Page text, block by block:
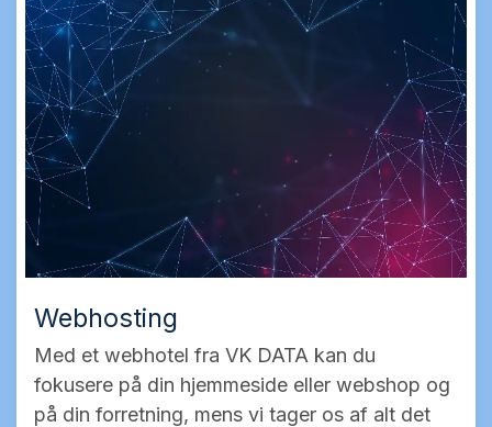
Webhosting
Med et webhotel fra VK DATA kan du
fokusere på din hjemmeside eller webshop og
på din forretning, mens vi tager os af alt det